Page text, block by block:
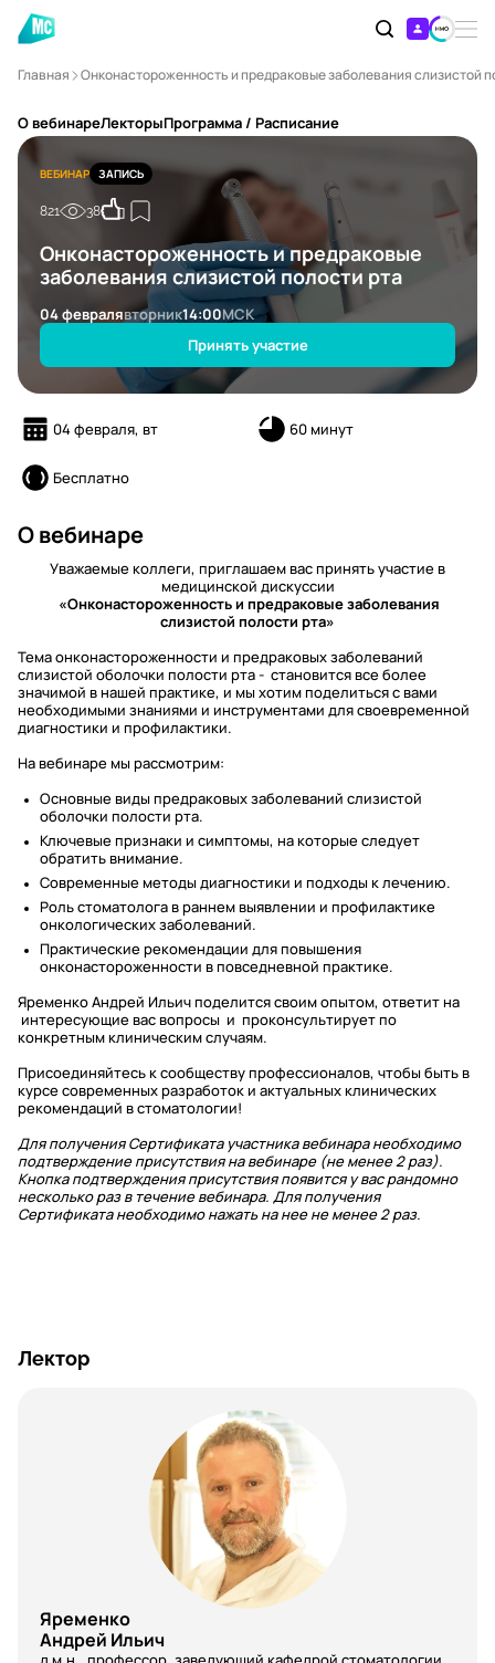
Главная Онконастороженность и предраковые заболевания слизистой
О вебинареЛекторыПрограмма / Расписание
ВЕБИНАР ЗАПИСЬ
821 38
Онконастороженность и предраковые
заболевания слизистой полости рта
04 февралявторник14:00МСК
Принять участие
04 февраля, вт 60 минут
Бесплатно
О вебинаре
Уважаемые коллеги, приглашаем вас принять участие в
медицинской дискуссии
«Онконастороженность и предраковые заболевания
слизистой полости рта»
Тема онконастороженности и предраковых заболеваний
слизистой оболочки полости рта - становится все более
значимой в нашей практике, и мы хотим поделиться с вами
необходимыми знаниями и инструментами для своевременной
диагностики и профилактики.
На вебинаре мы рассмотрим:
Основные виды предраковых заболеваний слизистой
оболочки полости рта.
Ключевые признаки и симптомы, на которые следует
обратить внимание.
Современные методы диагностики и подходы к лечению.
Роль стоматолога в раннем выявлении и профилактике
онкологических заболеваний.
Практические рекомендации для повышения
онконастороженности в повседневной практике.
Яременко Андрей Ильич поделится своим опытом, ответит на
интересующие вас вопросы и проконсультирует по
конкретным клиническим случаям.
Присоединяйтесь к сообществу профессионалов, чтобы быть в
курсе современных разработок и актуальных клинических
рекомендаций в стоматологии!
Для получения Сертификата участника вебинара необходимо
подтверждение присутствия на вебинаре (не менее 2 раз).
Кнопка подтверждения присутствия появится у вас рандомно
несколько раз в течение вебинара. Для получения
Сертификата необходимо нажать на нее не менее 2 раз.
Лектор
Яременко
Андрей Ильич